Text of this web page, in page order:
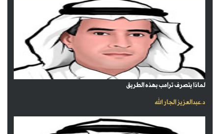
لماذا يتصرف ترامب بهذه الطريق
د.عبدالعزيز الجار الله